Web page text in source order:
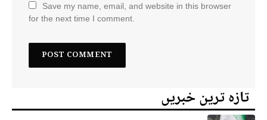
Save my name, email, and website in this browser
for the next time I comment.
تازہ ترین خبریں